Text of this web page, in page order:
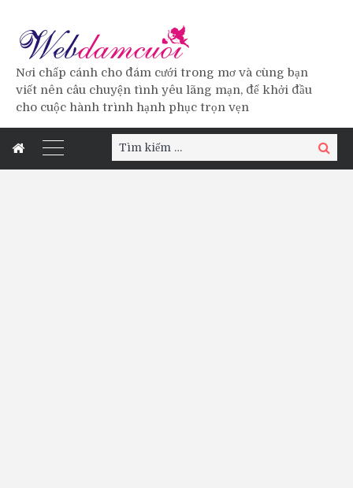
Nơi chấp cánh cho đám cưới trong mơ và cùng bạn
viết nên câu chuyện tình yêu lãng mạn, để khởi đầu
cho cuộc hành trình hạnh phục trọn vẹn
Tìm
kiếm:
Tìm
kiếm